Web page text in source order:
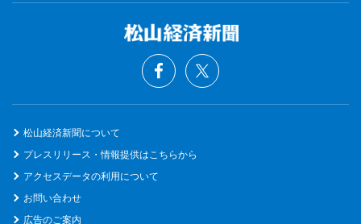
松山経済新聞について
プレスリリース・情報提供はこちらから
アクセスデータの利用について
お問い合わせ
広告のご案内